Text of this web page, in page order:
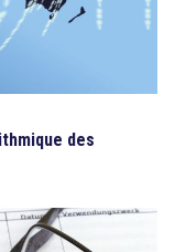
des